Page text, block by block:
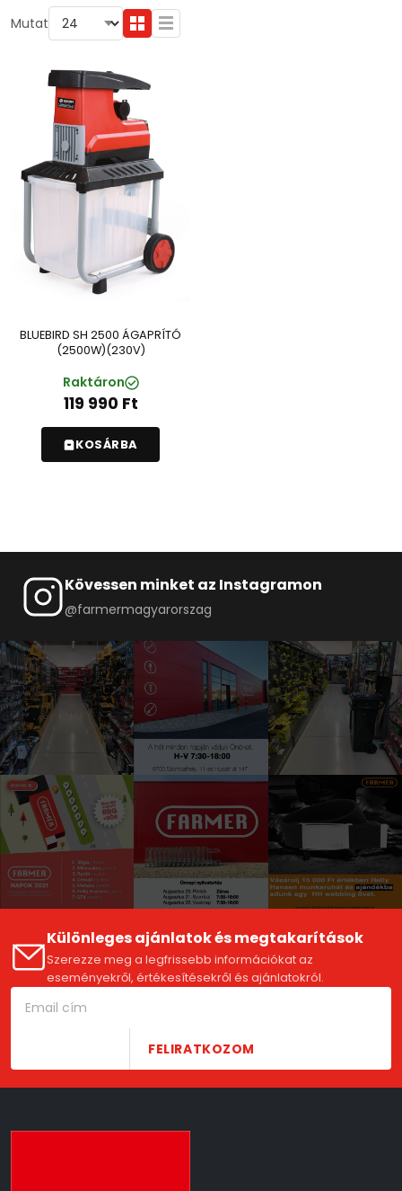
Mutat
BLUEBIRD SH 2500 ÁGAPRÍTÓ
(2500W)(230V)
Raktáron
119 990 Ft
KOSÁRBA
Kövessen minket az Instagramon
@farmermagyarorszag
Különleges ajánlatok és megtakarítások
Szerezze meg a legfrissebb információkat az
eseményekről, értékesítésekről és ajánlatokról.
FELIRATKOZOM